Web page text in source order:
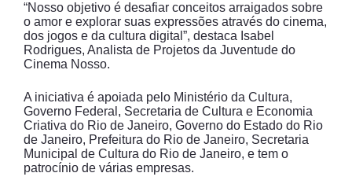
“Nosso objetivo é desafiar conceitos arraigados sobre
o amor e explorar suas expressões através do cinema,
dos jogos e da cultura digital”, destaca Isabel
Rodrigues, Analista de Projetos da Juventude do
Cinema Nosso.
A iniciativa é apoiada pelo Ministério da Cultura,
Governo Federal, Secretaria de Cultura e Economia
Criativa do Rio de Janeiro, Governo do Estado do Rio
de Janeiro, Prefeitura do Rio de Janeiro, Secretaria
Municipal de Cultura do Rio de Janeiro, e tem o
patrocínio de várias empresas.